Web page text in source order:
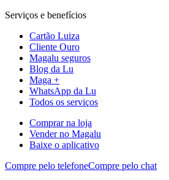
Serviços e benefícios
Cartão Luiza
Cliente Ouro
Magalu seguros
Blog da Lu
Maga +
WhatsApp da Lu
Todos os serviços
Comprar na loja
Vender no Magalu
Baixe o aplicativo
Compre pelo telefoneCompre pelo chat